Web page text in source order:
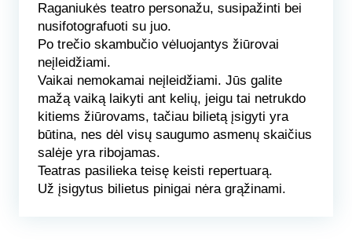
Raganiukės teatro personažu, susipažinti bei
nusifotografuoti su juo.
Po trečio skambučio vėluojantys žiūrovai
neįleidžiami.
Vaikai nemokamai neįleidžiami. Jūs galite
mažą vaiką laikyti ant kelių, jeigu tai netrukdo
kitiems žiūrovams, tačiau bilietą įsigyti yra
būtina, nes dėl visų saugumo asmenų skaičius
salėje yra ribojamas.
Teatras pasilieka teisę keisti repertuarą.
Už įsigytus bilietus pinigai nėra grąžinami.